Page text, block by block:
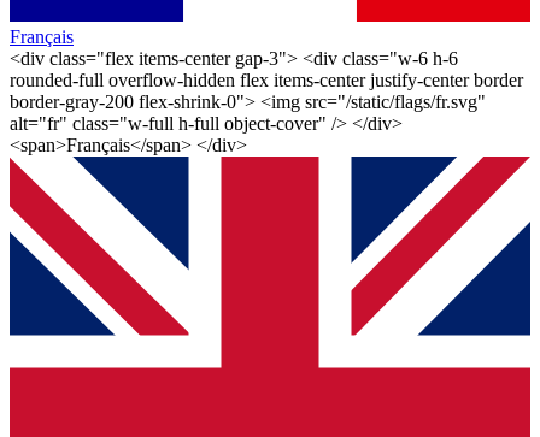
Français
<div class="flex items-center gap-3"> <div class="w-6 h-6
rounded-full overflow-hidden flex items-center justify-center border
border-gray-200 flex-shrink-0"> <img src="/static/flags/fr.svg"
alt="fr" class="w-full h-full object-cover" /> </div>
<span>Français</span> </div>